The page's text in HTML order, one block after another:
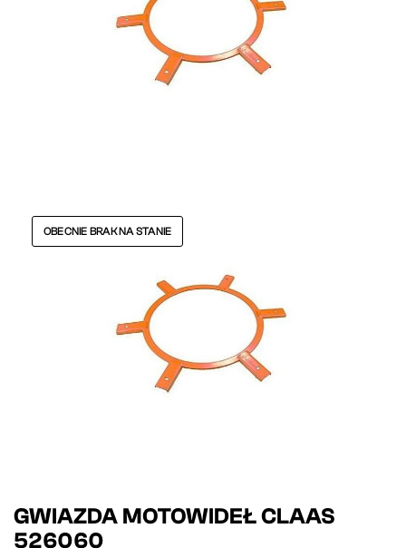
OBECNIE BRAK NA STANIE
GWIAZDA MOTOWIDEŁ CLAAS
526060